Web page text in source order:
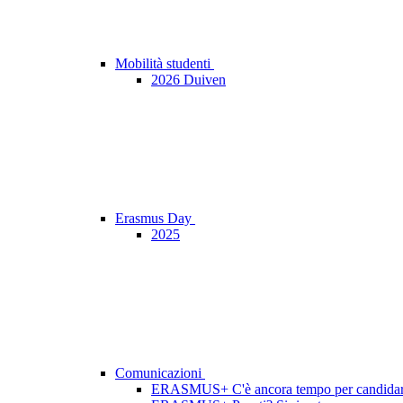
Mobilità studenti
2026 Duiven
Erasmus Day
2025
Comunicazioni
ERASMUS+ C'è ancora tempo per